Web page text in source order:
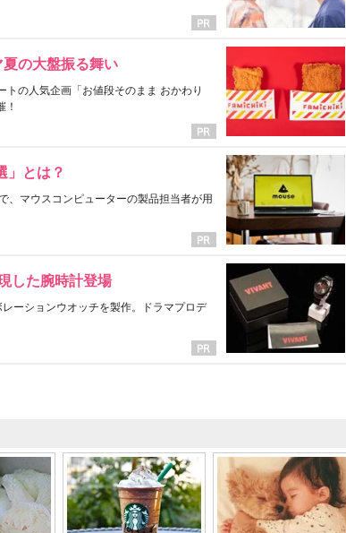
の大盤振る舞い
の人気企画「お値段そのまま おかわり
！
」とは？
、マウスコンピューターの製品担当者が用
した腕時計登場
ーションウオッチを製作。ドラマプロデ